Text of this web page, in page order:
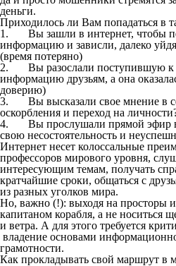
деньги.
Приходилось ли Вам попадаться в
1. Вы зашли в интернет, чтобы
информацию и зависли, далеко
(время потеряно)
2. Вы разослали поступившую к
информацию друзьям, а она
доверию)
3. Вы высказали свое мнение в
оскорбления и переход на
4. Вы прослушали прямой эфир в
свою несостоятельность и
Интернет несет колоссальные
профессоров мирового уровня,
интересующим темам, получать
кратчайшие сроки, общаться с
из разных уголков мира.
Но, важно (!): выходя на просторы
капитаном корабля, а не носиться
и ветра. А для этого требуется
владение основами
грамотности.
Как прокладывать свой маршрут в